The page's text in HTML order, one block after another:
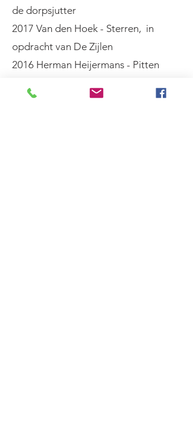
de dorpsjutter
2017 Van den Hoek - Sterren, in
opdracht van De Zijlen
2016 Herman Heijermans - Pitten
nacht